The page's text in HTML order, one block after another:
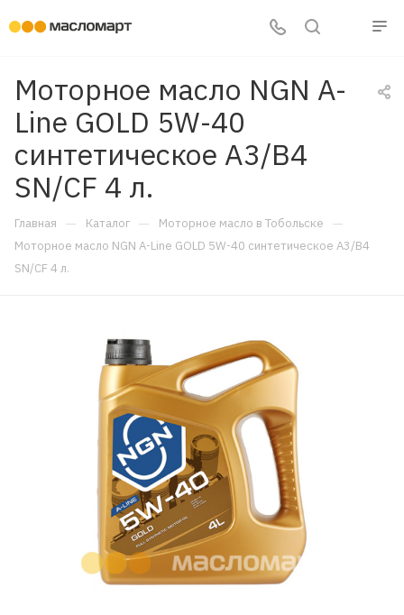
Моторное масло NGN A-
Line GOLD 5W-40
синтетическое A3/B4
SN/CF 4 л.
Главная — Каталог — Моторное масло в Тобольске —
Моторное масло NGN A-Line GOLD 5W-40 синтетическое A3/B4
SN/CF 4 л.